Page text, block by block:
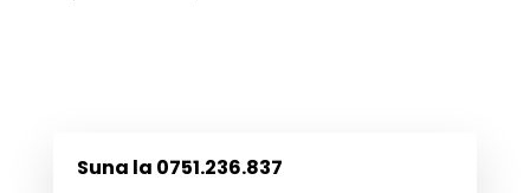
Suna la 0751.236.837